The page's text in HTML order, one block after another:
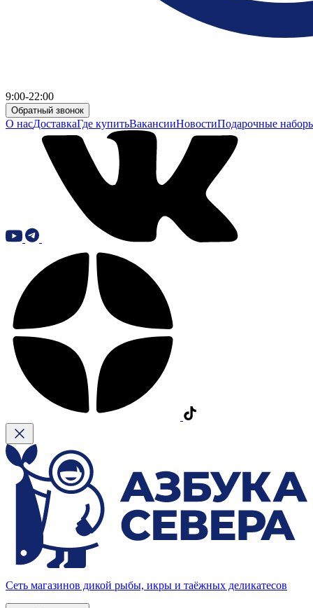
9:00-22:00
Обратный звонок
О насДоставкаГде купитьВакансииНовостиПодарочные
Сеть магазинов дикой рыбы, икры и таёжных деликатесов